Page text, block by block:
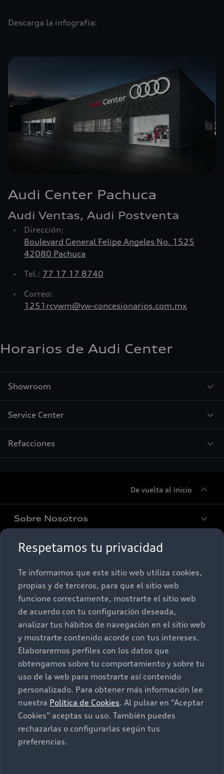
Respetamos tu privacidad
Te informamos que este sitio web utiliza cookies,
propias y de terceros, para que el sitio web
funcione correctamente, mostrarte el sitio web
de acuerdo con tu configuración deseada,
analizar tus hábitos de navegación en el sitio web
y mostrarte contenido acorde con tus intereses.
Elaboraremos perfiles con los datos que
obtengamos sobre tu comportamiento y sobre tu
uso de la web para mostrarte así contenido
personalizado. Para obtener más información lee
nuestra Política de Cookies. Al pulsar en “Aceptar
Cookies” aceptas su uso. También puedes
rechazarlas o configurarlas según tus
preferencias.
Descarga la infografía:
Audi Center Pachuca
Audi Ventas, Audi Postventa
›
Dirección:
Boulevard General Felipe Angeles No. 1525
42080 Pachuca
›
Tel.: 77 17 17 8740
›
Correo:
1251rcvwm@vw-concesionarios.com.mx
Horarios de Audi Center
Showroom
Service Center
Refacciones
De vuelta al inicio
Sobre Nosotros
Conócenos
Promociones
Nuestras Promociones
Postventa
Audi Aftersales
Autos Nuevos
Quiero un Audi nuevo
Seminuevos
Audi Certified :plus
Contacto
Contáctanos
Citas de servicio
Información de vehículo nuevo
©2025 Audi de México división de Volkswagen de